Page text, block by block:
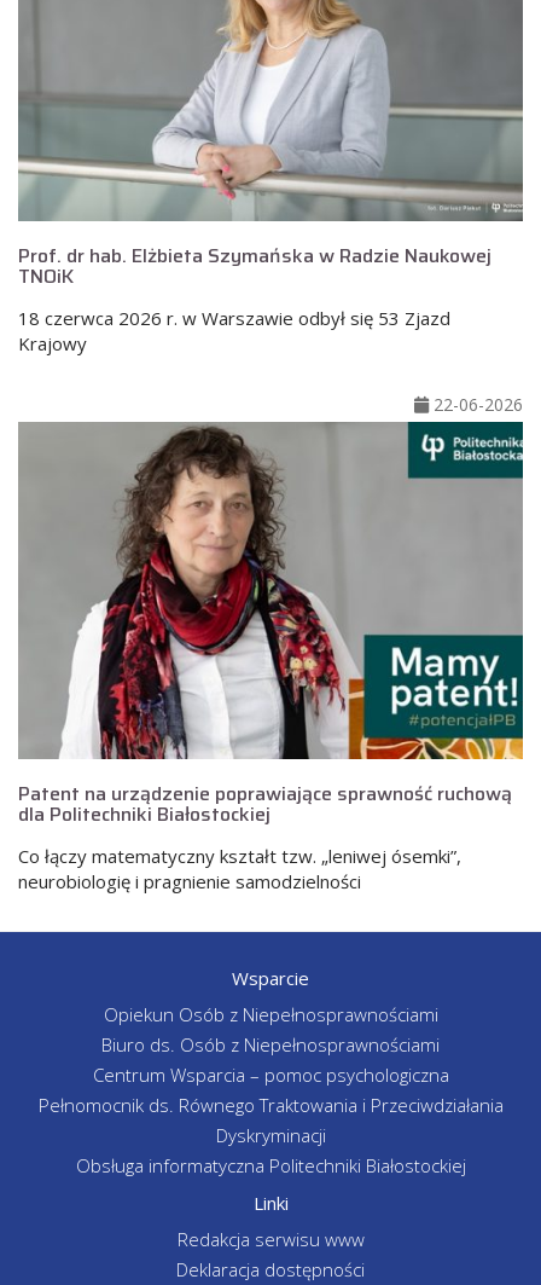
Prof. dr hab. Elżbieta Szymańska w Radzie Naukowej
TNOiK
18 czerwca 2026 r. w Warszawie odbył się 53 Zjazd
Krajowy
22-06-2026
Patent na urządzenie poprawiające sprawność ruchową
dla Politechniki Białostockiej
Co łączy matematyczny kształt tzw. „leniwej ósemki”,
neurobiologię i pragnienie samodzielności
Wsparcie
Opiekun Osób z Niepełnosprawnościami
Biuro ds. Osób z Niepełnosprawnościami
Centrum Wsparcia – pomoc psychologiczna
Pełnomocnik ds. Równego Traktowania i Przeciwdziałania
Dyskryminacji
Obsługa informatyczna Politechniki Białostockiej
Linki
Redakcja serwisu www
Deklaracja dostępności